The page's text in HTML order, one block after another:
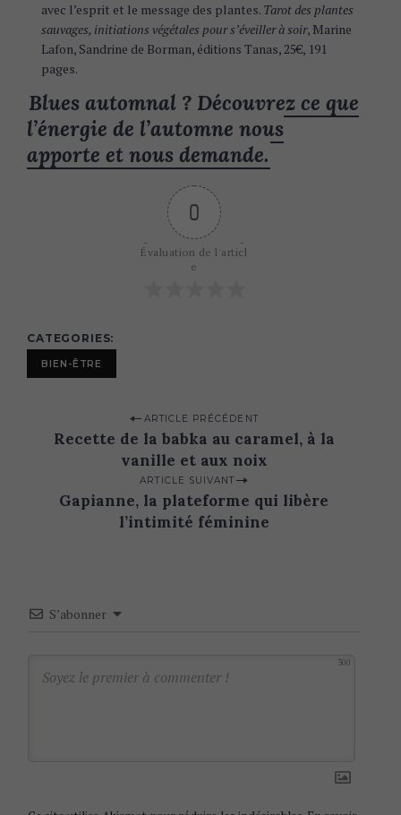
avec l’esprit et le message des plantes. Tarot des plantes
sauvages, initiations végétales pour s’éveiller à soir, Marine
Lafon, Sandrine de Borman, éditions Tanas, 25€, 191
pages.
Blues automnal ? Découvrez ce que
l’énergie de l’automne nous
apporte et nous demande.
0
Évaluation de l'articl
e
CATEGORIES
BIEN-ÊTRE
i
ARTICLE PRÉCÉDENT
Recette de la babka au caramel, à la
vanille et aux noix
ARTICLE SUIVANT
Gapianne, la plateforme qui libère
l’intimité féminine
S’abonner
300